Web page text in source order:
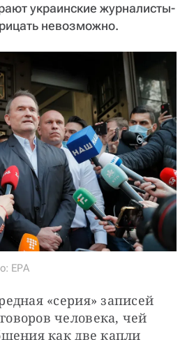
украинские журналисты-
невозможно.
ЕРА
«серия» записей
человека, чей
как две капли